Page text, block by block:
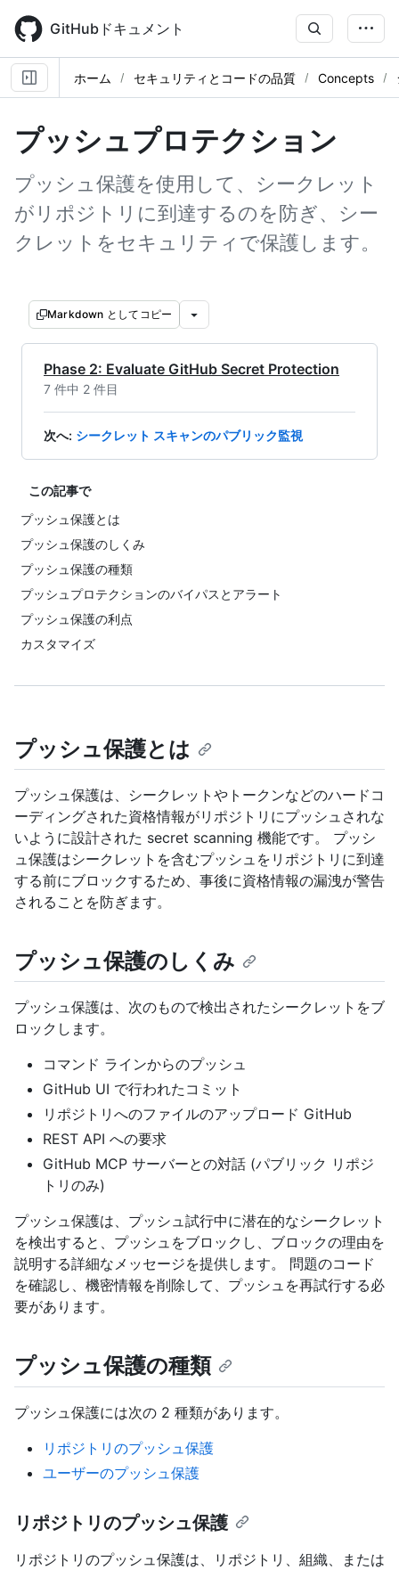
main
content
GitHubドキュメント
ホーム セキュリティとコードの品質 Concepts
プッシュプロテクション
プッシュ保護を使用して、シークレット
がリポジトリに到達するのを防ぎ、シー
クレットをセキュリティで保護します。
Markdown としてコピー
Phase 2: Evaluate GitHub Secret Protection
7 件中 2 件目
次へ: シークレット スキャンのパブリック監視
この記事で
プッシュ保護とは
プッシュ保護のしくみ
プッシュ保護の種類
プッシュプロテクションのバイパスとアラート
プッシュ保護の利点
カスタマイズ
プッシュ保護とは
プッシュ保護は、シークレットやトークンなどのハードコ
ーディングされた資格情報がリポジトリにプッシュされな
いように設計された secret scanning 機能です。 プッシ
ュ保護はシークレットを含むプッシュをリポジトリに到達
する前にブロックするため、事後に資格情報の漏洩が警告
されることを防ぎます。
プッシュ保護のしくみ
プッシュ保護は、次のもので検出されたシークレットをブ
ロックします。
コマンド ラインからのプッシュ
GitHub UI で行われたコミット
リポジトリへのファイルのアップロード GitHub
REST API への要求
GitHub MCP サーバーとの対話 (パブリック リポジ
トリのみ)
プッシュ保護は、プッシュ試行中に潜在的なシークレット
を検出すると、プッシュをブロックし、ブロックの理由を
説明する詳細なメッセージを提供します。 問題のコード
を確認し、機密情報を削除して、プッシュを再試行する必
要があります。
プッシュ保護の種類
プッシュ保護には次の 2 種類があります。
リポジトリのプッシュ保護
ユーザーのプッシュ保護
リポジトリのプッシュ保護
リポジトリのプッシュ保護は、リポジトリ、組織、または